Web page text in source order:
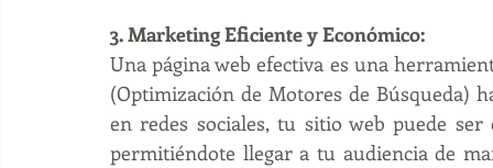
3. Marketing Eficiente y Económico:
Una página web efectiva es una
(Optimización de Motores de Búsqueda)
en redes sociales, tu sitio web puede
permitiéndote llegar a tu audiencia de